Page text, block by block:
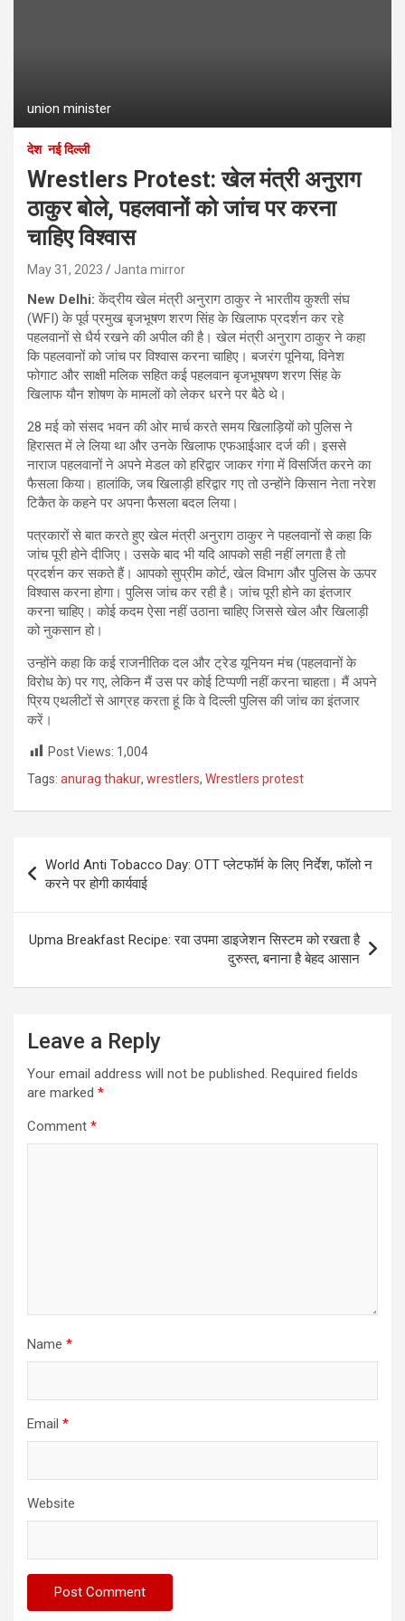
union minister
देश नई दिल्ली
Wrestlers Protest: खेल मंत्री अनुराग
ठाकुर बोले, पहलवानों को जांच पर करना
चाहिए विश्वास
May 31, 2023 Janta mirror
New Delhi: केंद्रीय खेल मंत्री अनुराग ठाकुर ने भारतीय कुश्ती संघ
(WFI) के पूर्व प्रमुख बृजभूषण शरण सिंह के खिलाफ प्रदर्शन कर रहे
पहलवानों से धैर्य रखने की अपील की है। खेल मंत्री अनुराग ठाकुर ने कहा
कि पहलवानों को जांच पर विश्वास करना चाहिए। बजरंग पूनिया, विनेश
फोगाट और साक्षी मलिक सहित कई पहलवान बृजभूषषण शरण सिंह के
खिलाफ यौन शोषण के मामलों को लेकर धरने पर बैठे थे।
28 मई को संसद भवन की ओर मार्च करते समय खिलाड़ियों को पुलिस ने
हिरासत में ले लिया था और उनके खिलाफ एफआईआर दर्ज की। इससे
नाराज पहलवानों ने अपने मेडल को हरिद्वार जाकर गंगा में विसर्जित करने का
फैसला किया। हालांकि, जब खिलाड़ी हरिद्वार गए तो उन्होंने किसान नेता नरेश
टिकैत के कहने पर अपना फैसला बदल लिया।
पत्रकारों से बात करते हुए खेल मंत्री अनुराग ठाकुर ने पहलवानों से कहा कि
जांच पूरी होने दीजिए। उसके बाद भी यदि आपको सही नहीं लगता है तो
प्रदर्शन कर सकते हैं। आपको सुप्रीम कोर्ट, खेल विभाग और पुलिस के ऊपर
विश्वास करना होगा। पुलिस जांच कर रही है। जांच पूरी होने का इंतजार
करना चाहिए। कोई कदम ऐसा नहीं उठाना चाहिए जिससे खेल और खिलाड़ी
को नुकसान हो।
उन्‍होंने कहा कि कई राजनीतिक दल और ट्रेड यूनियन मंच (पहलवानों के
विरोध के) पर गए, लेकिन मैं उस पर कोई टिप्पणी नहीं करना चाहता। मैं अपने
प्रिय एथलीटों से आग्रह करता हूं कि वे दिल्ली पुलिस की जांच का इंतजार
करें।
Post Views: 1,004
Tags: anurag thakur, wrestlers, Wrestlers protest
navigation
World Anti Tobacco Day: OTT प्लेटफॉर्म के लिए निर्देश, फॉलो न
करने पर होगी कार्यवाई
Upma Breakfast Recipe: रवा उपमा डाइजेशन सिस्टम को रखता है
दुरुस्त, बनाना है बेहद आसान
Leave a Reply
Your email address will not be published. Required fields
are marked *
Comment *
Name *
Email *
Website